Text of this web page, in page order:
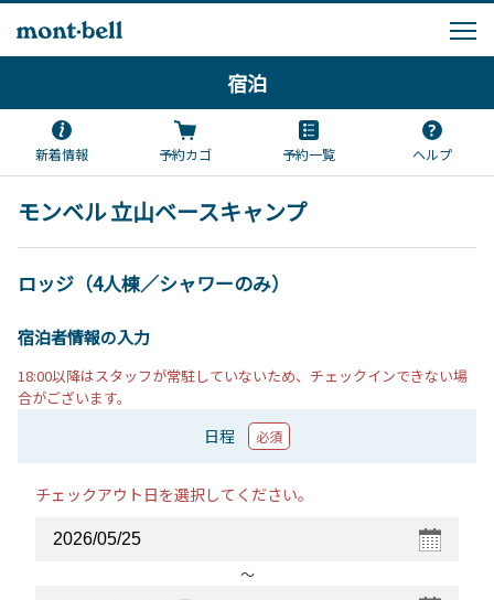
宿泊
新着情報 予約カゴ 予約一覧 ヘルプ
モンベル 立山ベースキャンプ
ロッジ（4人棟／シャワーのみ）
宿泊者情報の入力
18:00以降はスタッフが常駐していないため、チェックインできない場
合がございます。
日程 必須
チェックアウト日を選択してください。
〜